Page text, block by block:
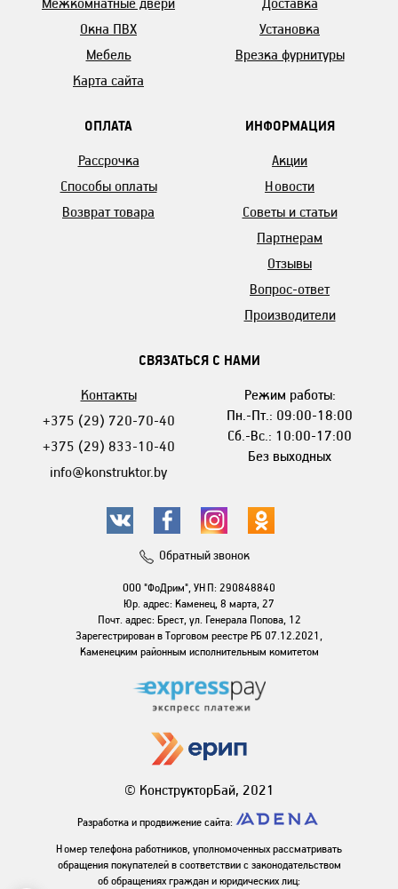
Межкомнатные двери
Окна ПВХ
Мебель
Карта сайта
Доставка
Установка
Врезка фурнитуры
ОПЛАТА
Рассрочка
Способы оплаты
Возврат товара
ИНФОРМАЦИЯ
Акции
Новости
Советы и статьи
Партнерам
Отзывы
Вопрос-ответ
Производители
СВЯЗАТЬСЯ С НАМИ
Контакты
+375 (29) 720-70-40
+375 (29) 833-10-40
info@konstruktor.by
Режим работы:
Пн.-Пт.: 09:00-18:00
Сб.-Вс.: 10:00-17:00
Без выходных
Обратный звонок
ООО "ФоДрим", УНП: 290848840
Юр. адрес: Каменец, 8 марта, 27
Почт. адрес: Брест, ул. Генерала Попова, 12
Зарегестрирован в Торговом реестре РБ 07.12.2021,
Каменецким районным исполнительным комитетом
© КонструкторБай, 2021
Разработка и продвижение сайта:
Номер телефона работников, уполномоченных рассматривать
обращения покупателей в соответствии с законодательством
об обращениях граждан и юридических лиц: